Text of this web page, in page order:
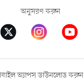
অনুসরণ করুন
অ্যাপস ডাউনলোড করুন